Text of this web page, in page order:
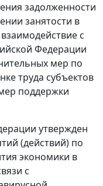
задолженности
занятости в
с
Федерации
мер по
труда субъектов
поддержки
утвержден
(действий) по
экономики в
с